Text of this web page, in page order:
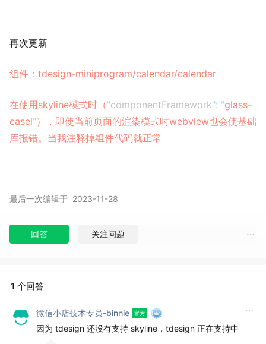
再次更新
组件：tdesign-miniprogram/calendar/calendar
在使用skyline模式时（"componentFramework": "glass-
easel"），即使当前页面的渲染模式时webview也会使基础
库报错。当我注释掉组件代码就正常
最后一次编辑于 2023-11-28
回答 关注问题
1 个回答
微信小店技术专员-binnie
因为 tdesign 还没有支持 skyline， tdesign 正在支持中